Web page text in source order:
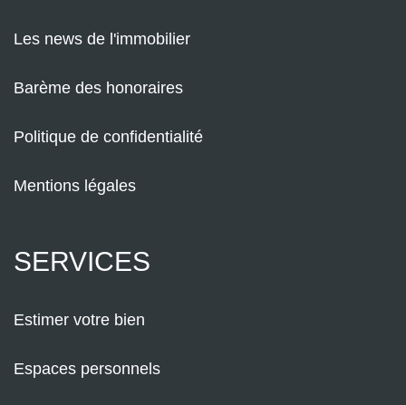
Les news de l'immobilier
Barème des honoraires
Politique de confidentialité
Mentions légales
SERVICES
Estimer votre bien
Espaces personnels